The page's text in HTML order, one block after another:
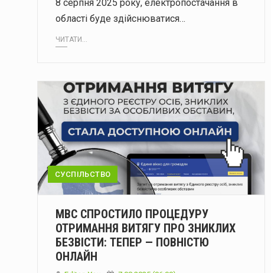
8 серпня 2025 року, електропостачання в
області буде здійснюватися…
ЧИТАТИ...
СУСПІЛЬСТВО
МВС СПРОСТИЛО ПРОЦЕДУРУ
ОТРИМАННЯ ВИТЯГУ ПРО ЗНИКЛИХ
БЕЗВІСТИ: ТЕПЕР — ПОВНІСТЮ
ОНЛАЙН